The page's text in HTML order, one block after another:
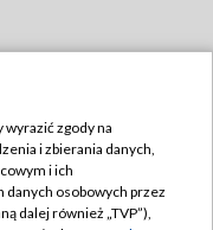
zgody na
i zbierania danych,
i ich
danych osobowych przez
dalej również „TVP”),